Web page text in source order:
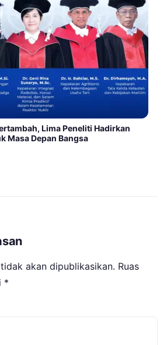
Lima Peneliti Hadirkan
Masa Depan Bangsa
akan dipublikasikan. Ruas
*